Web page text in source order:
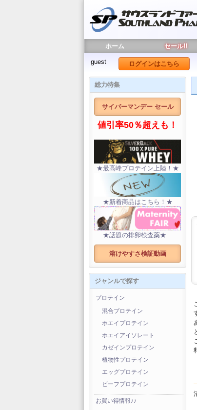
ホーム セール!!
guest ログインはこちら
総力特集
サイバーマンデー セール
値引率50％超えも！
★最高峰プロテイン上陸！★
★新着商品はこちら！★
★話題の排卵検査薬★
溶けやすさ検証動画
ジャンルで探す
プロテイン
混合プロテイン
ホエイプロテイン
ホエイアイソレート
カゼインプロテイン
植物性プロテイン
エッグプロテイン
ビーフプロテイン
お買い得情報♪♪